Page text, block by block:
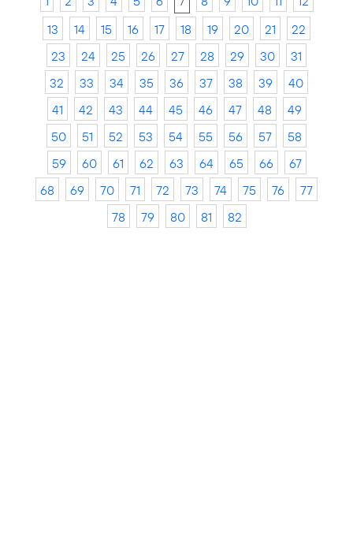
13
14 15 16 17 18 19 20 21
22
23
24 25 26 27 28 29 30
31
32
33 34 35 36 37 38 39
40
41
42 43 44 45 46 47 48
49
50
51 52 53 54 55 56 57
58
59
60 61 62 63 64 65 66
67
68
69 70 71 72 73 74 75 76
77
78
79 80 81 82